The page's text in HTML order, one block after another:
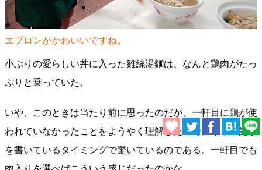
エプロンがかわいいですね。
小ぶりの愛らしい丼に入った雞絲湯麵は、なんと鶏肉がたっ
ぷりと乗っていた。
いや、このときは当たり前に思ったのだが、一軒目に鶏が使
われていなかったことをようやく理解したので、今この記事
を書いているタイミングで驚いているのである。一軒目でも